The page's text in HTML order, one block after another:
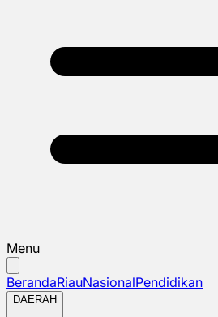
Menu
BerandaRiauNasionalPendidikan
DAERAH